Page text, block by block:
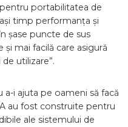
portabilitatea de
timp performanța și
șase puncte de sus
mai facilă care asigură
utilizare”.
i ajuta pe oameni să facă
au fost construite pentru
ale sistemului de